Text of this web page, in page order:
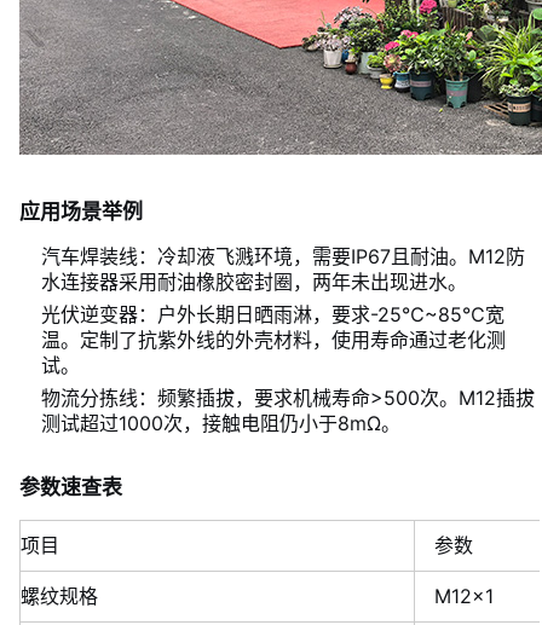
应用场景举例
汽车焊装线：冷却液飞溅环境，需要IP67且耐油。M12防
水连接器采用耐油橡胶密封圈，两年未出现进水。
光伏逆变器：户外长期日晒雨淋，要求-25℃~85℃宽
温。定制了抗紫外线的外壳材料，使用寿命通过老化测
试。
物流分拣线：频繁插拔，要求机械寿命>500次。M12插拔
测试超过1000次，接触电阻仍小于8mΩ。
参数速查表
项目 参数
螺纹规格 M12×1